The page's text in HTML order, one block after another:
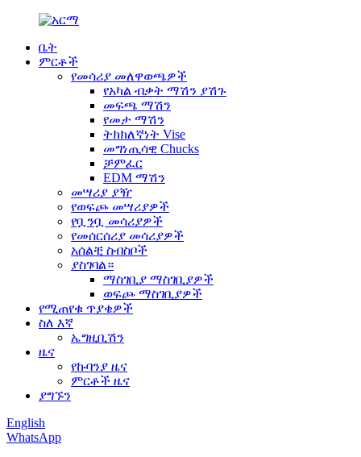
ቤት
ምርቶች
የመሳሪያ መለዋወጫዎች
የአካል ብቃት ማሽን ያሽጉ
መፍጫ ማሽን
የመታ ማሽን
ትክክለኛነት Vise
መግነጢሳዊ Chucks
ቻምፈር
EDM ማሽን
መሣሪያ ያዥ
የወፍጮ መሣሪያዎች
የቧንቧ መሳሪያዎች
የመሰርሰሪያ መሳሪያዎች
አሰልቺ ስብስቦች
ያስገባል።
ማስገቢያ ማስገቢያዎች
ወፍጮ ማስገቢያዎች
የሚጠየቁ ጥያቄዎች
ስለ እኛ
ኤግዚቢሽን
ዜና
የኩባንያ ዜና
ምርቶች ዜና
ያግኙን
English
WhatsApp